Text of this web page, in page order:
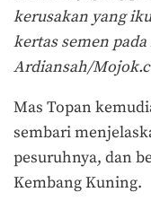
kerusakan yang
kertas semen
Ardiansah/
Mas Topan
sembari
pesuruhnya, dan
Kembang Kuning.